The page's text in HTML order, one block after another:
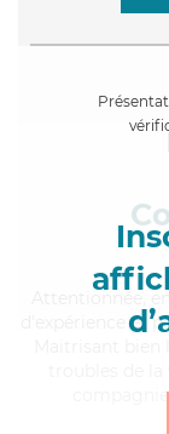
,
d'expérience et